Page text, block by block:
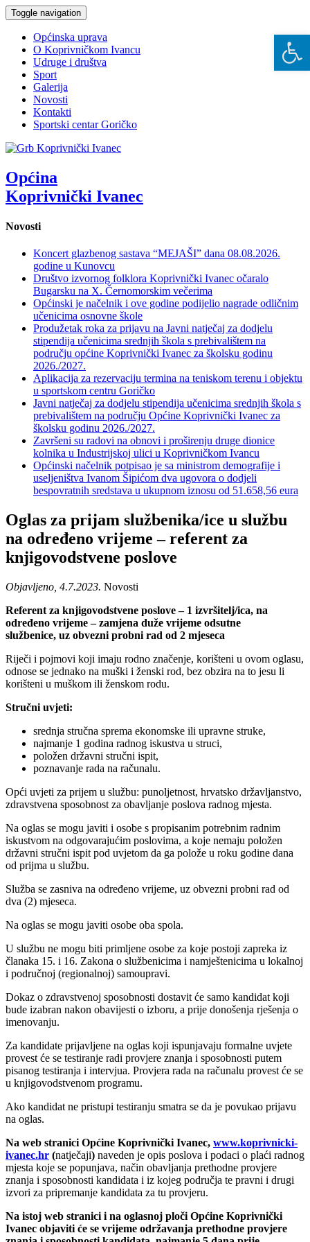
Toggle navigation
Općinska uprava
O Koprivničkom Ivancu
Udruge i društva
Sport
Galerija
Novosti
Kontakti
Sportski centar Goričko
Općina
Koprivnički Ivanec
Novosti
Koncert glazbenog sastava “MEJAŠI” dana 08.08.2026.
godine u Kunovcu
Društvo izvornog folklora Koprivnički Ivanec očaralo
Bugarsku na X. Černomorskim večerima
Općinski je načelnik i ove godine podijelio nagrade odličnim
učenicima osnovne škole
Produžetak roka za prijavu na Javni natječaj za dodjelu
stipendija učenicima srednjih škola s prebivalištem na
području općine Koprivnički Ivanec za školsku godinu
2026./2027.
Aplikacija za rezervaciju termina na teniskom terenu i objektu
u sportskom centru Goričko
Javni natječaj za dodjelu stipendija učenicima srednjih škola s
prebivalištem na području Općine Koprivnički Ivanec za
školsku godinu 2026./2027.
Završeni su radovi na obnovi i proširenju druge dionice
kolnika u Industrijskoj ulici u Koprivničkom Ivancu
Općinski načelnik potpisao je sa ministrom demografije i
useljeništva Ivanom Šipićom dva ugovora o dodjeli
bespovratnih sredstava u ukupnom iznosu od 51.658,56 eura
Oglas za prijam službenika/ice u službu
na određeno vrijeme – referent za
knjigovodstvene poslove
Objavljeno, 4.7.2023. Novosti
Referent za knjigovodstvene poslove – 1 izvršitelj/ica, na
određeno vrijeme – zamjena duže vrijeme odsutne
službenice, uz obvezni probni rad od 2 mjeseca
Riječi i pojmovi koji imaju rodno značenje, korišteni u ovom oglasu,
odnose se jednako na muški i ženski rod, bez obzira na to jesu li
korišteni u muškom ili ženskom rodu.
Stručni uvjeti:
srednja stručna sprema ekonomske ili upravne struke,
najmanje 1 godina radnog iskustva u struci,
položen državni stručni ispit,
poznavanje rada na računalu.
Opći uvjeti za prijem u službu: punoljetnost, hrvatsko državljanstvo,
zdravstvena sposobnost za obavljanje poslova radnog mjesta.
Na oglas se mogu javiti i osobe s propisanim potrebnim radnim
iskustvom na odgovarajućim poslovima, a koje nemaju položen
državni stručni ispit pod uvjetom da ga polože u roku godine dana
od prijma u službu.
Služba se zasniva na određeno vrijeme, uz obvezni probni rad od
dva (2) mjeseca.
Na oglas se mogu javiti osobe oba spola.
U službu ne mogu biti primljene osobe za koje postoji zapreka iz
članaka 15. i 16. Zakona o službenicima i namještenicima u lokalnoj
i područnoj (regionalnoj) samoupravi.
Dokaz o zdravstvenoj sposobnosti dostavit će samo kandidat koji
bude izabran nakon obavijesti o izboru, a prije donošenja rješenja o
imenovanju.
Za kandidate prijavljene na oglas koji ispunjavaju formalne uvjete
provest će se testiranje radi provjere znanja i sposobnosti putem
pisanog testiranja i intervjua. Provjera rada na računalu provest će se
u knjigovodstvenom programu.
Ako kandidat ne pristupi testiranju smatra se da je povukao prijavu
na oglas.
Na web stranici Općine Koprivnički Ivanec, www.koprivnicki-
ivanec.hr (natječaji) naveden je opis poslova i podaci o plaći radnog
mjesta koje se popunjava, način obavljanja prethodne provjere
znanja i sposobnosti kandidata i iz kojeg područja te pravni i drugi
izvori za pripremanje kandidata za tu provjeru.
Na istoj web stranici i na oglasnoj ploči Općine Koprivnički
Ivanec objaviti će se vrijeme održavanja prethodne provjere